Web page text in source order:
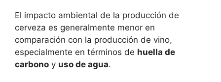
El impacto ambiental de la producción de
cerveza es generalmente menor en
comparación con la producción de vino,
especialmente en términos de huella de
carbono y uso de agua.